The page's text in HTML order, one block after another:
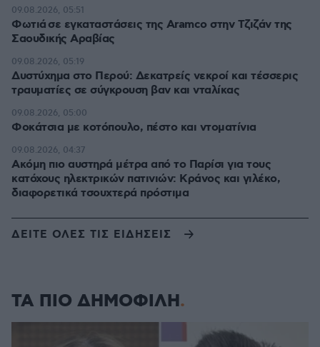
Φωτιά σε εγκαταστάσεις της Aramco στην Τζιζάν της
Σαουδικής Αραβίας
09.08.2026, 05:51
Δυστύχημα στο Περού: Δεκατρείς νεκροί και τέσσερις
τραυματίες σε σύγκρουση βαν και νταλίκας
09.08.2026, 05:19
Φοκάτσια με κοτόπουλο, πέστο και ντοματίνια
09.08.2026, 05:00
Ακόμη πιο αυστηρά μέτρα από το Παρίσι για τους
κατόχους ηλεκτρικών πατινιών: Κράνος και γιλέκο,
διαφορετικά τσουχτερά πρόστιμα
09.08.2026, 04:37
ΔΕΙΤΕ ΟΛΕΣ ΤΙΣ ΕΙΔΗΣΕΙΣ
ΤΑ ΠΙΟ ΔΗΜΟΦΙΛΗ